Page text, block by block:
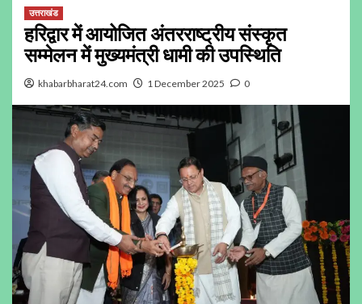
उत्तराखंड
हरिद्वार में आयोजित अंतरराष्ट्रीय संस्कृत
सम्मेलन में मुख्यमंत्री धामी की उपस्थिति
khabarbharat24.com 1 December 2025 0